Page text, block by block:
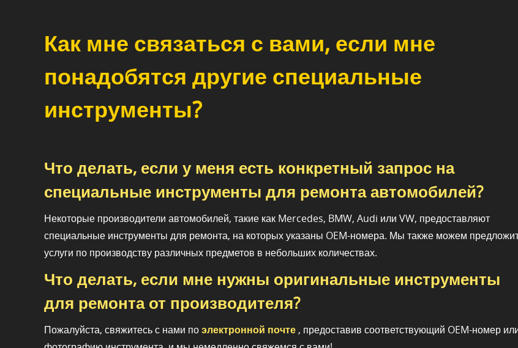
Как мне связаться с вами, если мне
понадобятся другие специальные
инструменты?
Что делать, если у меня есть конкретный запрос на
специальные инструменты для ремонта автомобилей?
Некоторые производители автомобилей, такие как Mercedes, BMW, Audi или VW, предоставляют
специальные инструменты для ремонта, на которых указаны OEM-номера. Мы также можем
услуги по производству различных предметов в небольших количествах.
Что делать, если мне нужны оригинальные инструменты
для ремонта от производителя?
Пожалуйста, свяжитесь с нами поэлектронной почте, предоставив соответствующий OEM-номер